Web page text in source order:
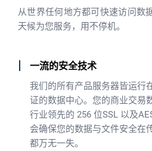
从世界任何地方都可快速访问数
天候为您服务，用不停机。
一流的安全技术
我们的所有产品服务器皆运行
证的数据中心。您的商业交易
行业领先的 256 位SSL 以及
会确保您的数据与文件安全在
都万无一失。